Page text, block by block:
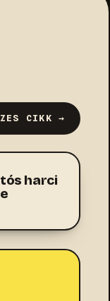
CIKK →
harci